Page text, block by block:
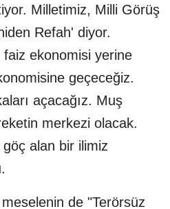
Milletimiz, Milli Görüş
Refah' diyor.
ekonomisi yerine
geçeceğiz.
açacağız. Muş
merkezi olacak.
alan bir ilimiz
de "Terörsüz